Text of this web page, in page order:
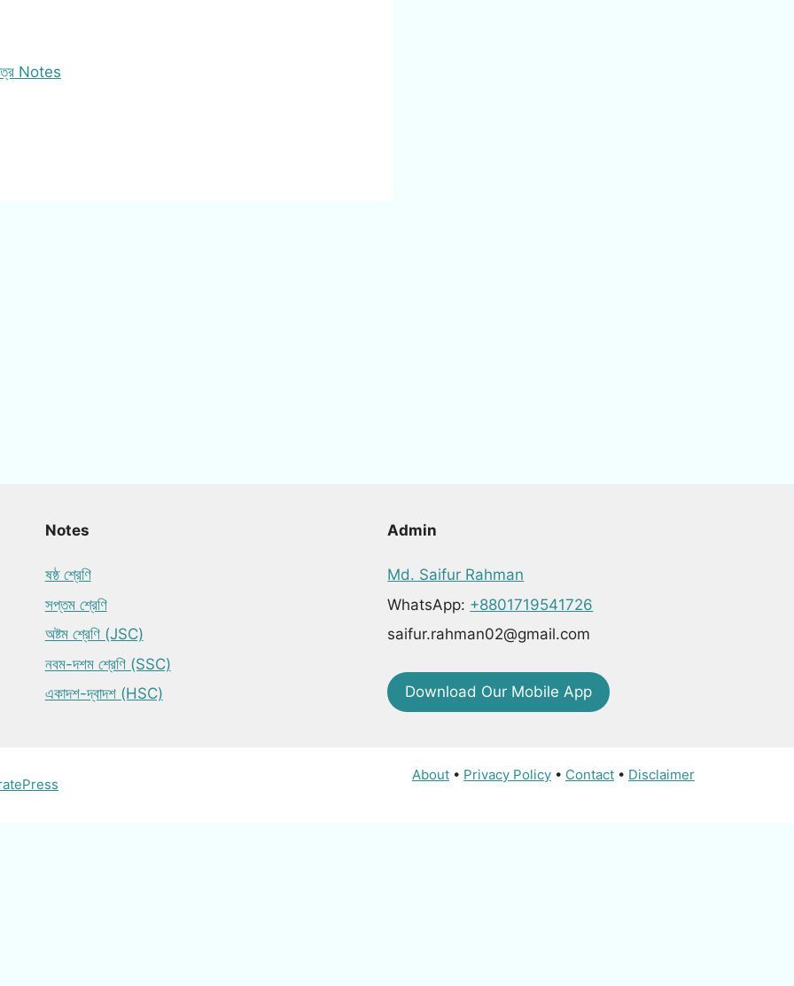
পত্র Notes
Notes
ষষ্ঠ শ্রেণি
সপ্তম শ্রেণি
অষ্টম শ্রেণি (JSC)
নবম-দশম শ্রেণি (SSC)
একাদশ-দ্বাদশ (HSC)
Admin
Md. Saifur Rahman
WhatsApp: +8801719541726
saifur.rahman02@gmail.com
Download Our Mobile App
About • Privacy Policy • Contact • Disclaimer